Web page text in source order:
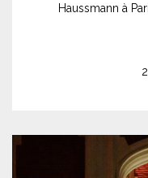
Haussmann à